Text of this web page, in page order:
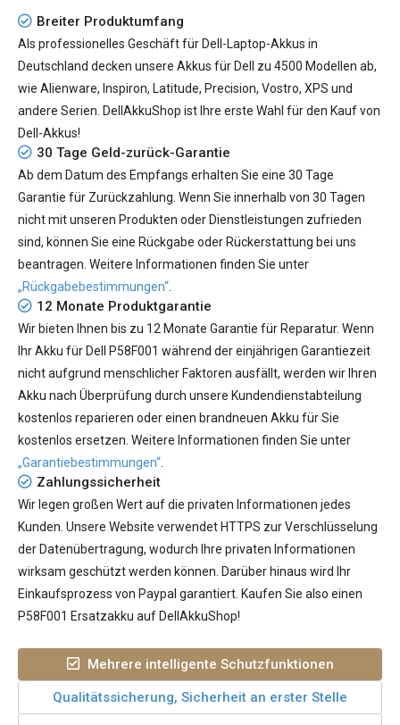
Breiter Produktumfang
Als professionelles Geschäft für Dell-Laptop-Akkus in
Deutschland decken unsere Akkus für Dell zu 4500 Modellen ab,
wie Alienware, Inspiron, Latitude, Precision, Vostro, XPS und
andere Serien. DellAkkuShop ist Ihre erste Wahl für den Kauf von
Dell-Akkus!
30 Tage Geld-zurück-Garantie
Ab dem Datum des Empfangs erhalten Sie eine 30 Tage
Garantie für Zurückzahlung. Wenn Sie innerhalb von 30 Tagen
nicht mit unseren Produkten oder Dienstleistungen zufrieden
sind, können Sie eine Rückgabe oder Rückerstattung bei uns
beantragen. Weitere Informationen finden Sie unter
„Rückgabebestimmungen“
12 Monate Produktgarantie
Wir bieten Ihnen bis zu 12 Monate Garantie für Reparatur. Wenn
IhrAkku für Dell P58F001 während der einjährigen Garantiezeit
nicht aufgrund menschlicher Faktoren ausfällt, werden wir Ihren
Akku nach Überprüfung durch unsere Kundendienstabteilung
kostenlos reparieren oder einen brandneuen Akku für Sie
kostenlos ersetzen. Weitere Informationen finden Sie unter
„Garantiebestimmungen“
Zahlungssicherheit
Wir legen großen Wert auf die privaten Informationen jedes
Kunden. Unsere Website verwendet HTTPS zur Verschlüsselung
der Datenübertragung, wodurch Ihre privaten Informationen
wirksam geschützt werden können. Darüber hinaus wird Ihr
Einkaufsprozess von Paypal garantiert. Kaufen Sie also einen
P58F001 Ersatzakku auf DellAkkuShop!
Mehrere intelligente Schutzfunktionen
Qualitätssicherung, Sicherheit an erster Stelle